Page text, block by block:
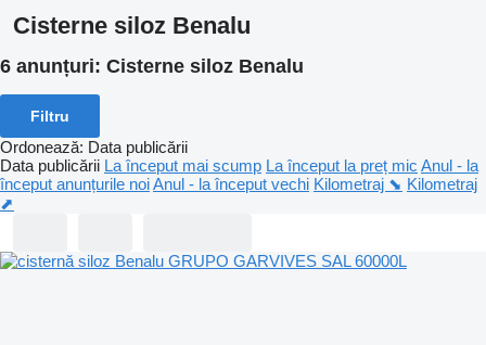
Cisterne siloz Benalu
6 anunțuri: Cisterne siloz Benalu
Filtru
Ordonează: Data publicării
Data publicării La început mai scump La început la preț mic Anul - la
început anunțurile noiAnul - la început vechi Kilometraj ⬊ Kilometraj
⬈